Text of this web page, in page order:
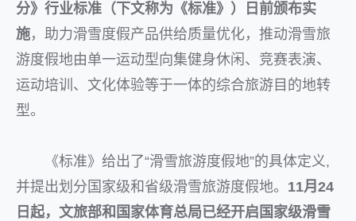
分》行业标准（下文称为《标准》）日前颁布实
施，助力滑雪度假产品供给质量优化，推动滑雪旅
游度假地由单一运动型向集健身休闲、竞赛表演、
运动培训、文化体验等于一体的综合旅游目的地转
型。
《标准》给出了“滑雪旅游度假地”的具体定义,
并提出划分国家级和省级滑雪旅游度假地。 11月24
日起，文旅部和国家体育总局已经开启国家级滑雪